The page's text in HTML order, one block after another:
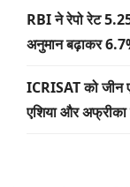
RBI ने रेपो रेट
अनुमान बढ़ाकर
ICRISAT को जीन
एशिया और अफ्रीका